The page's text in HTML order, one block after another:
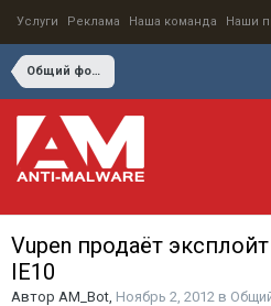
Услуги Реклама Наша команда Наши
Общий форум по информационной безопасности
Vupen продаёт
IE10
Автор AM_Bot, Ноябрь 2, 2012 в